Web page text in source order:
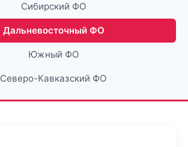
Сибирский ФО
Дальневосточный ФО
Южный ФО
Северо-Кавказский ФО